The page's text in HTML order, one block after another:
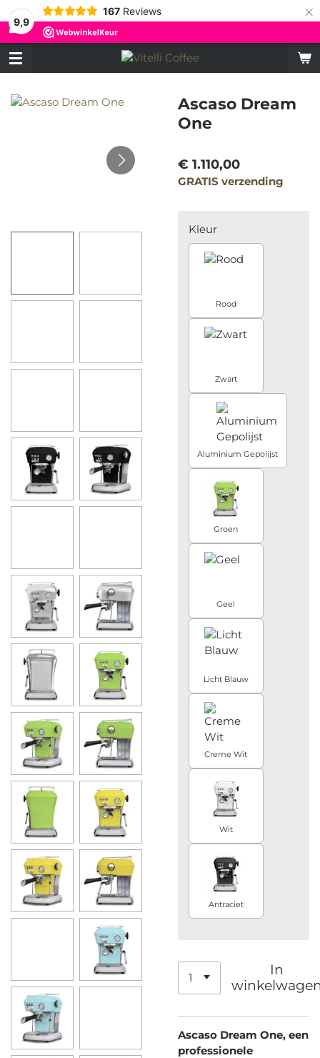
9,9
167 Reviews ×
Ascaso Dream
One
€ 1.110,00
GRATIS verzending
Kleur
Rood
Zwart
Aluminium Gepolijst
Groen
Geel
Licht Blauw
Creme Wit
Wit
Antraciet
In
Ascaso Dream One, een
professionele